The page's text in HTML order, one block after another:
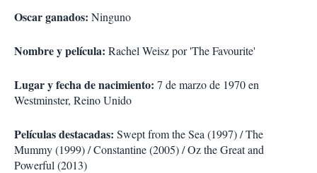
Oscar ganados: Ninguno
Nombre y película: Rachel Weisz por 'The Favourite'
Lugar y fecha de nacimiento: 7 de marzo de 1970 en
Westminster, Reino Unido
Películas destacadas: Swept from the Sea (1997) / The
Mummy (1999) / Constantine (2005) / Oz the Great and
Powerful (2013)